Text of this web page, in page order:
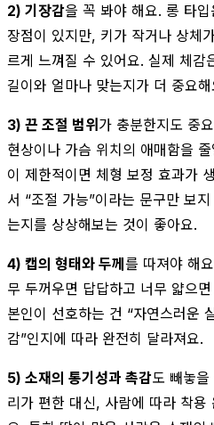
2) 기장감을 꼭 봐야 해요. 롱 타
장점이 있지만, 키가 작거나 상체
르게 느껴질 수 있어요. 실제 체감
길이와 얼마나 맞는지가 더 중요해
3) 끈 조절 범위가 충분한지도 중
현상이나 가슴 위치의 애매함을
이 제한적이면 체형 보정 효과가
서 “조절 가능”이라는 문구만 보
는지를 상상해보는 것이 좋아요.
4) 캡의 형태와 두께를 따져야 해
무 두꺼우면 답답하고 너무 얇으
본인이 선호하는 건 “자연스러운
감”인지에 따라 완전히 달라져요.
5) 소재의 통기성과 촉감도 빼놓
리가 편한 대신, 사람에 따라 착용